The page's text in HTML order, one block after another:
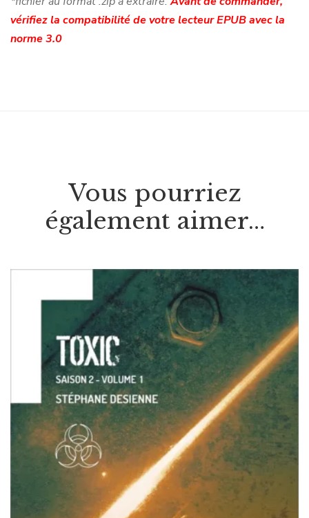
vérifiez la compatibilité de votre lecteur EPUB avec la
norme 3.0
Vous pourriez
également aimer…